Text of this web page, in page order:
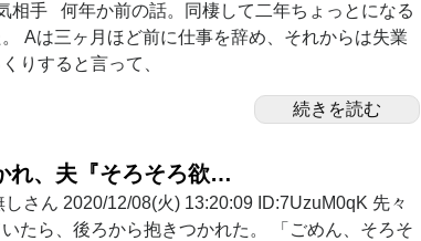
相手 何年か前の話。同棲して二年ちょっとになる
Aは三ヶ月ほど前に仕事を辞め、それからは失業
りすると言って、
続きを読む
れ、夫『そろそろ欲…
さん 2020/12/08(火) 13:20:09 ID:7UzuM0qK 先々
たら、後ろから抱きつかれた。 「ごめん、そろそ